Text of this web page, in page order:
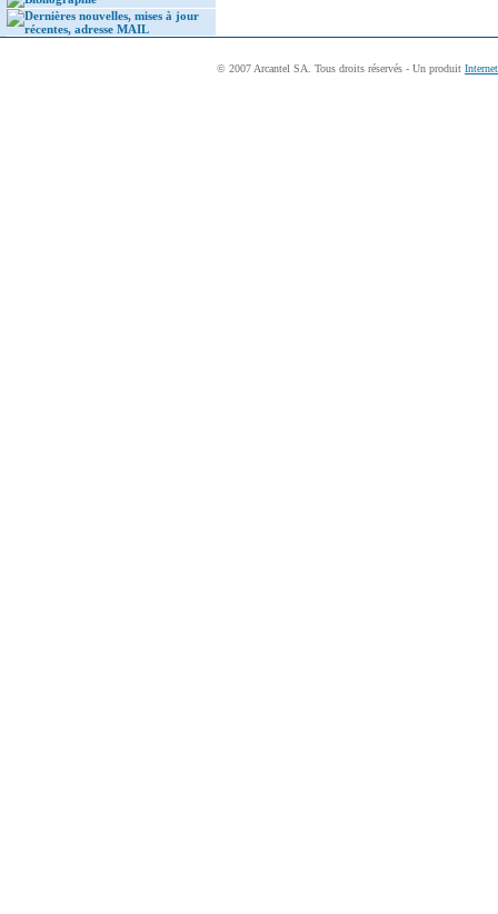
Dernières nouvelles, mises à jour
récentes, adresse MAIL
© 2007 Arcantel SA. Tous droits réservés - Un produit